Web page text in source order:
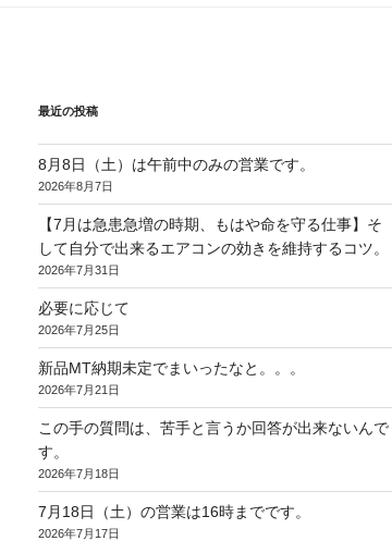
最近の投稿
8月8日（土）は午前中のみの営業です。
2026年8月7日
【7月は急患急増の時期、もはや命を守る仕事】そ
して自分で出来るエアコンの効きを維持するコツ。
2026年7月31日
必要に応じて
2026年7月25日
新品MT納期未定でまいったなと。。。
2026年7月21日
この手の質問は、苦手と言うか回答が出来ないんで
す。
2026年7月18日
7月18日（土）の営業は16時までです。
2026年7月17日